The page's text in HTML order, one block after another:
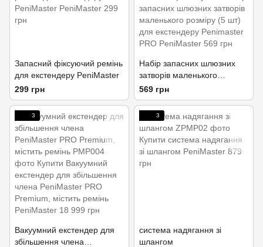
Запасний фіксуючий ремінь
для екстендеру PeniMaster
299 грн
Набір запасних шлюзних
затворів маленького
розміру (5 шт) для
екстендеру Penimaster PRO
569 грн
3
Вакуумний екстендер для
збільшення члена
3
система надягання зі
шлангом